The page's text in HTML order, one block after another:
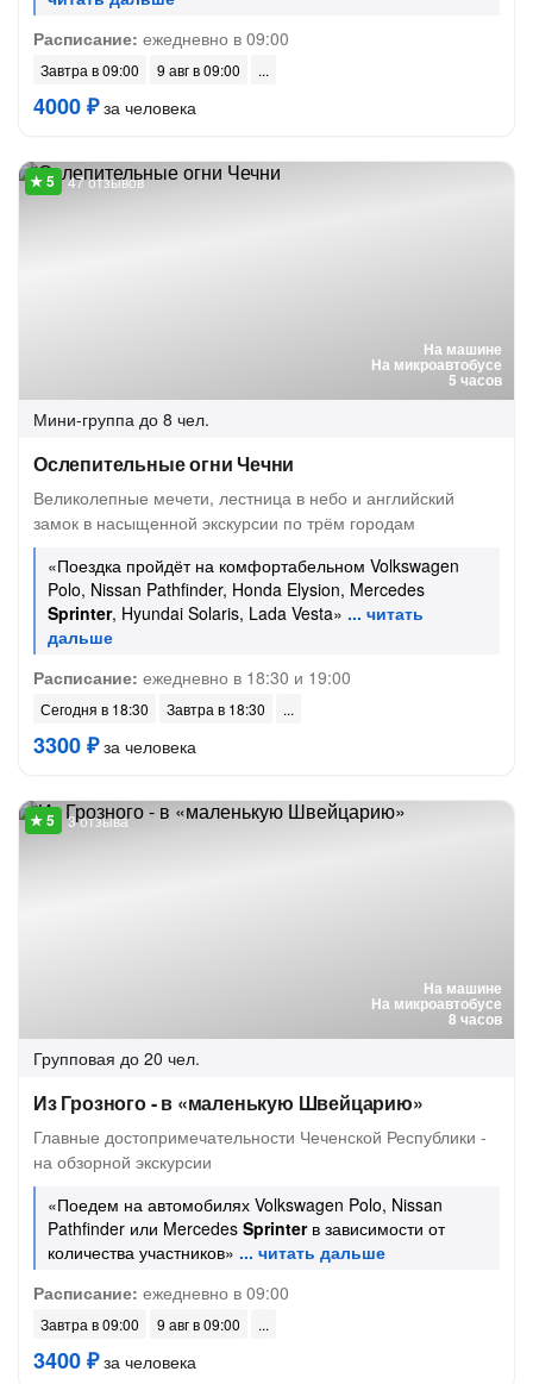
Расписание: ежедневно в 09:00
Завтра в 09:00 9 авг в 09:00
4000 ₽за человека
На машине
На микроавтобусе
5 часов
47 отзывов
Мини-группа до 8 чел.
Ослепительные огни Чечни
Великолепные мечети, лестница в небо и английский
замок в насыщенной экскурсии по трём городам
«Поездка пройдёт на комфортабельном Volkswagen
Polo, Nissan Pathfinder, Honda Elysion, Mercedes
Sprinter, Hyundai Solaris, Lada Vesta»
Расписание: ежедневно в 18:30 и 19:00
Сегодня в 18:30 Завтра в 18:30
3300 ₽за человека
На машине
На микроавтобусе
8 часов
3 отзыва
Групповая до 20 чел.
Из Грозного - в «маленькую Швейцарию»
Главные достопримечательности Чеченской Республики -
на обзорной экскурсии
«Поедем на автомобилях Volkswagen Polo, Nissan
Pathfinder или Mercedes Sprinterв зависимости от
количества участников»
Расписание: ежедневно в 09:00
Завтра в 09:00 9 авг в 09:00
3400 ₽за человека